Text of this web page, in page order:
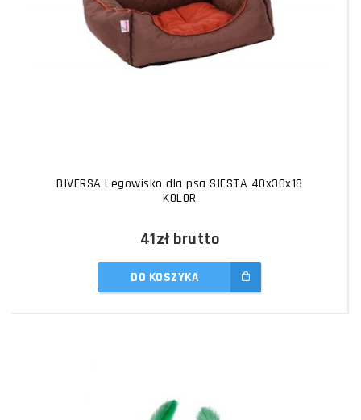
DIVERSA Legowisko dla psa SIESTA 40x30x18
KOLOR
41złbrutto
DO KOSZYKA